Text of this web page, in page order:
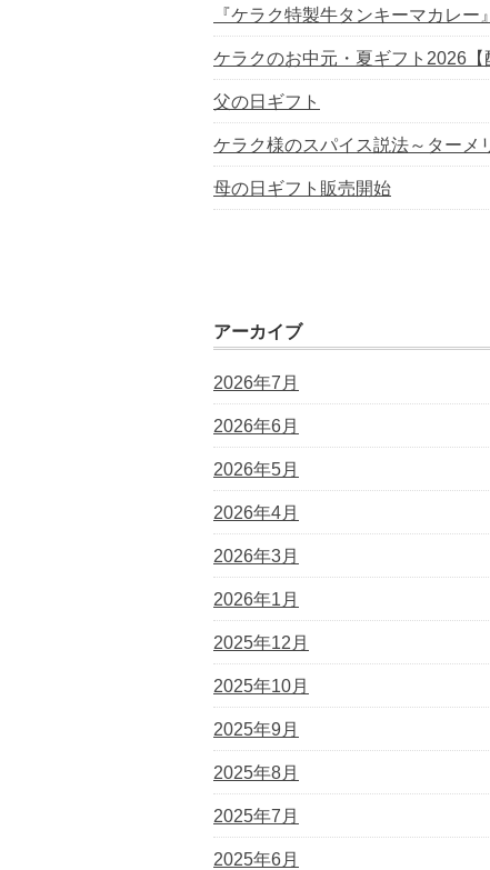
『ケラク特製牛タンキーマカレ
ケラクのお中元・夏ギフト2026【
父の日ギフト
ケラク様のスパイス説法～ターメ
母の日ギフト販売開始
アーカイブ
2026年7月
2026年6月
2026年5月
2026年4月
2026年3月
2026年1月
2025年12月
2025年10月
2025年9月
2025年8月
2025年7月
2025年6月